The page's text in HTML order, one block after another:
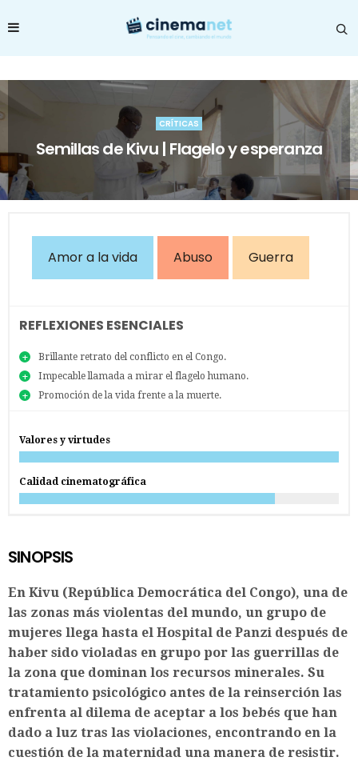
CRÍTICAS
Semillas de Kivu | Flagelo y esperanza
Amor a la vida Abuso Guerra
REFLEXIONES ESENCIALES
Brillante retrato del conflicto en el Congo.
Impecable llamada a mirar el flagelo humano.
Promoción de la vida frente a la muerte.
Valores y virtudes
Calidad cinematográfica
SINOPSIS
En Kivu (República Democrática del Congo), una de
las zonas más violentas del mundo, un grupo de
mujeres llega hasta el Hospital de Panzi después de
haber sido violadas en grupo por las guerrillas de
la zona que dominan los recursos minerales. Su
tratamiento psicológico antes de la reinserción las
enfrenta al dilema de aceptar a los bebés que han
dado a luz tras las violaciones, encontrando en la
cuestión de la maternidad una manera de resistir.